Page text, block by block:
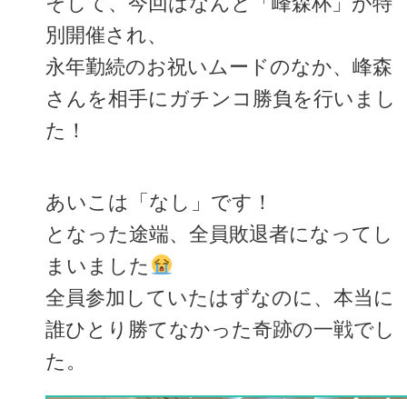
別開催され、
永年勤続のお祝いムードのなか、峰森
さんを相手にガチンコ勝負を行いまし
た！
あいこは「なし」です！
となった途端、全員敗退者になってし
まいました
全員参加していたはずなのに、本当に
誰ひとり勝てなかった奇跡の一戦でし
た。